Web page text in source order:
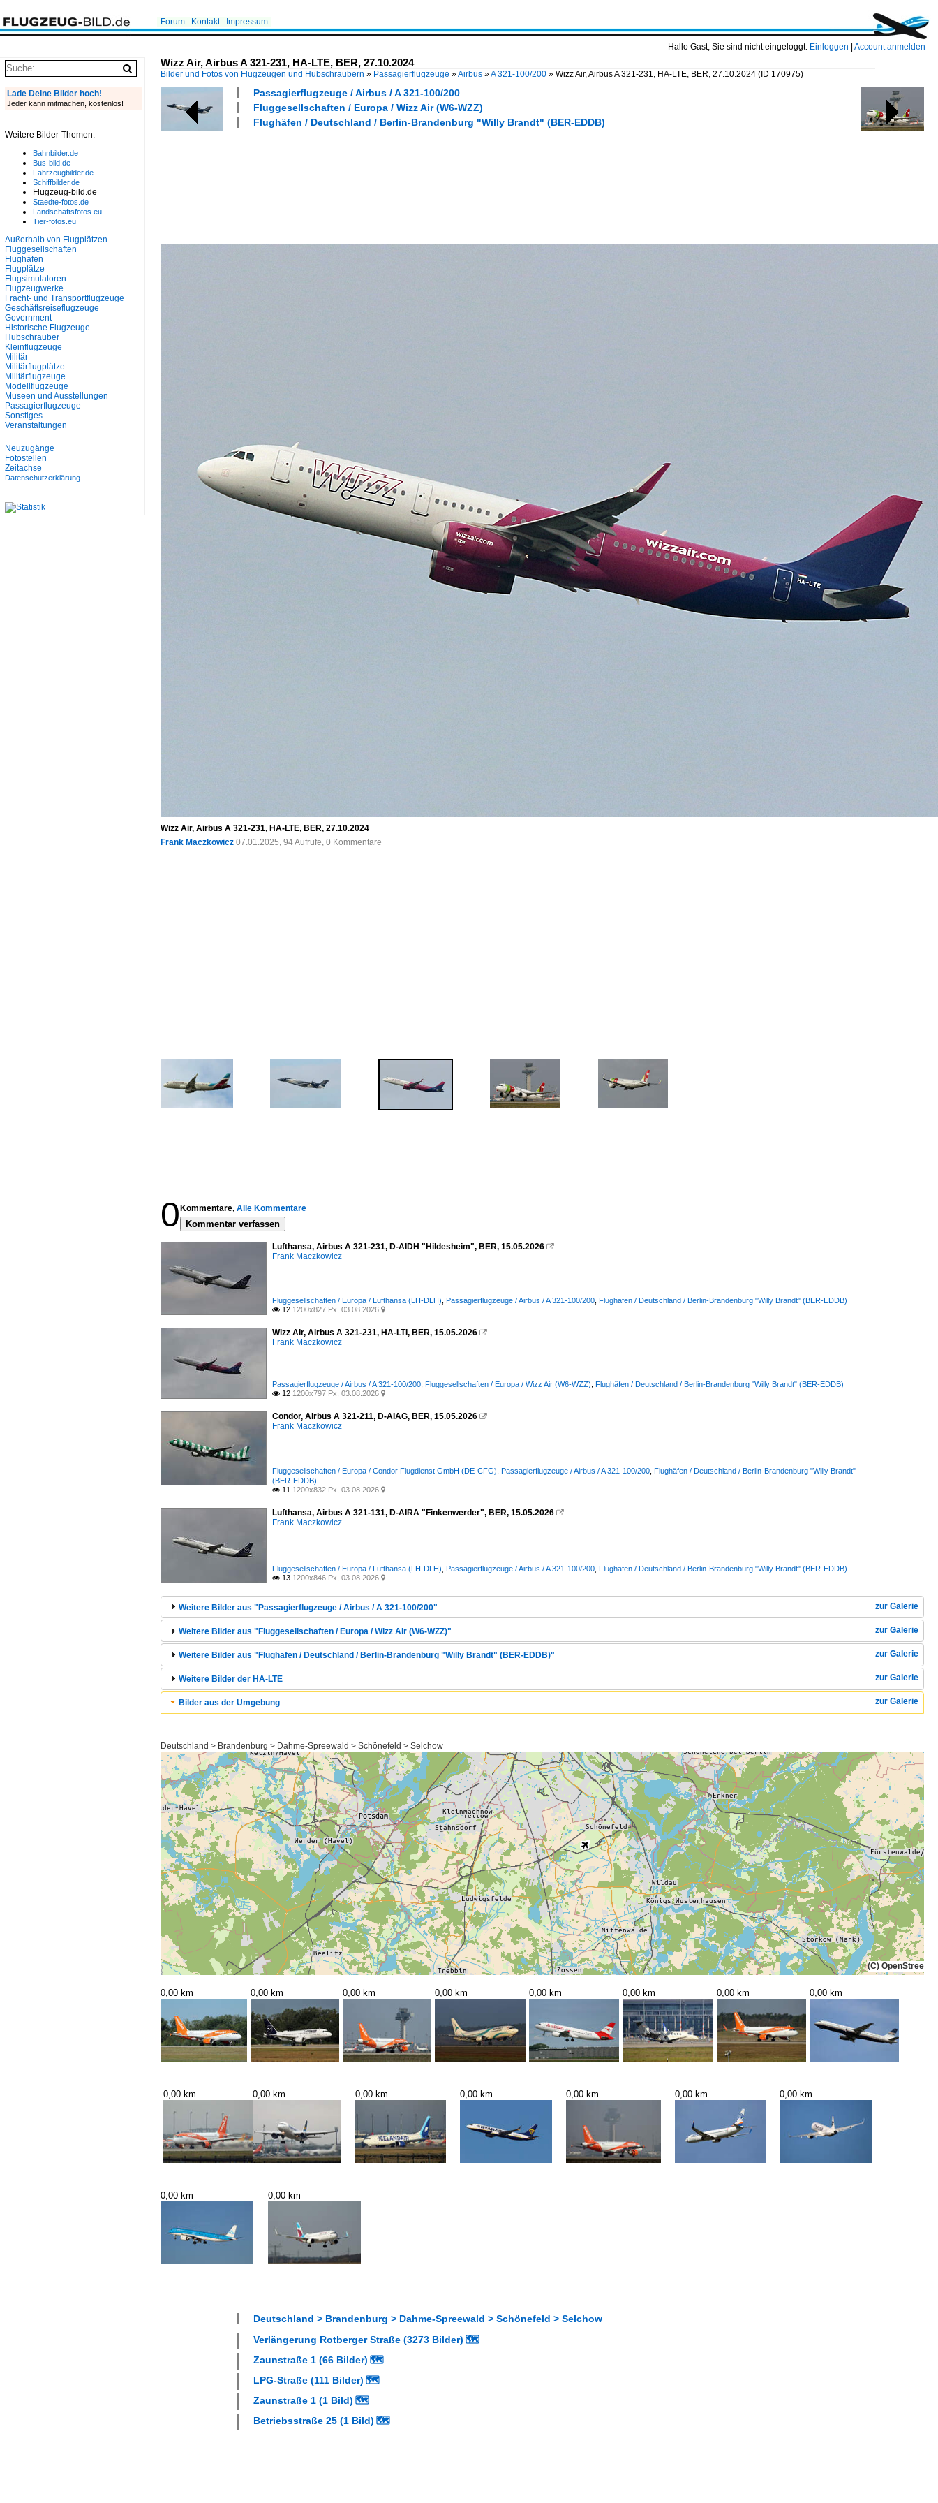
Hallo Gast, Sie sind nicht eingeloggt. Einloggen Account anmelden
Forum Kontakt Impressum
Wizz Air, Airbus A 321-231, HA-LTE, BER, 27.10.2024
Bilder und Fotos von Flugzeugen und Hubschraubern » Passagierflugzeuge »Airbus »A 321-100/200 » Wizz Air, Airbus A 321-231, HA-LTE, BER, 27.10.2024 (ID 170975)
Passagierflugzeuge / Airbus / A 321-100/200
Fluggesellschaften / Europa / Wizz Air (W6-WZZ)
Flughäfen / Deutschland / Berlin-Brandenburg "Willy Brandt" (BER-EDDB)
Wizz Air, Airbus A 321-231, HA-LTE, BER, 27.10.2024
Frank Maczkowicz 07.01.2025, 94 Aufrufe, 0 Kommentare
0 Kommentare, Alle Kommentare
Kommentar verfassen
Lufthansa, Airbus A 321-231, D-AIDH "Hildesheim", BER, 15.05.2026 
Frank Maczkowicz
Fluggesellschaften / Europa / Lufthansa (LH-DLH) Passagierflugzeuge / Airbus / A 321-100/200 Flughäfen / Deutschland / Berlin-Brandenburg "Willy Brandt" (BER-EDDB)
 12 1200x827 Px, 03.08.2026 
Wizz Air, Airbus A 321-231, HA-LTI, BER, 15.05.2026 
Frank Maczkowicz
Passagierflugzeuge / Airbus / A 321-100/200 Fluggesellschaften / Europa / Wizz Air (W6-WZZ) Flughäfen / Deutschland / Berlin-Brandenburg "Willy Brandt" (BER-EDDB)
 12 1200x797 Px, 03.08.2026 
Condor, Airbus A 321-211, D-AIAG, BER, 15.05.2026 
Frank Maczkowicz
Fluggesellschaften / Europa / Condor Flugdienst GmbH (DE-CFG) Passagierflugzeuge / Airbus / A 321-100/200 Flughäfen / Deutschland / Berlin-Brandenburg "Willy Brandt"
(BER-EDDB)
 11 1200x832 Px, 03.08.2026 
Lufthansa, Airbus A 321-131, D-AIRA "Finkenwerder", BER, 15.05.2026 
Frank Maczkowicz
Fluggesellschaften / Europa / Lufthansa (LH-DLH) Passagierflugzeuge / Airbus / A 321-100/200 Flughäfen / Deutschland / Berlin-Brandenburg "Willy Brandt" (BER-EDDB)
 13 1200x846 Px, 03.08.2026 
zur Galerie
Weitere Bilder aus "Passagierflugzeuge / Airbus / A 321-100/200"
zur Galerie
Weitere Bilder aus "Fluggesellschaften / Europa / Wizz Air (W6-WZZ)"
zur Galerie
Weitere Bilder aus "Flughäfen / Deutschland / Berlin-Brandenburg "Willy Brandt" (BER-EDDB)"
zur Galerie
Weitere Bilder der HA-LTE
zur Galerie
Bilder aus der Umgebung
Deutschland > Brandenburg > Dahme-Spreewald > Schönefeld > Selchow
(C)
0,00 km 0,00 km 0,00 km 0,00 km 0,00 km 0,00 km 0,00 km 0,00 km
0,00 km 0,00 km 0,00 km 0,00 km 0,00 km 0,00 km 0,00 km
0,00 km 0,00 km
Deutschland > Brandenburg > Dahme-Spreewald > Schönefeld > Selchow
Verlängerung Rotberger Straße (3273 Bilder) 🗺
Zaunstraße 1 (66 Bilder) 🗺
LPG-Straße (111 Bilder) 🗺
Zaunstraße 1 (1 Bild) 🗺
Betriebsstraße 25 (1 Bild) 🗺
Lade Deine Bilder hoch!
Jeder kann mitmachen, kostenlos!
Weitere Bilder-Themen:
Bahnbilder.de
Bus-bild.de
Fahrzeugbilder.de
Schiffbilder.de
Flugzeug-bild.de
Staedte-fotos.de
Landschaftsfotos.eu
Tier-fotos.eu
Außerhalb von Flugplätzen
Fluggesellschaften
Flughäfen
Flugplätze
Flugsimulatoren
Flugzeugwerke
Fracht- und Transportflugzeuge
Geschäftsreiseflugzeuge
Government
Historische Flugzeuge
Hubschrauber
Kleinflugzeuge
Militär
Militärflugplätze
Militärflugzeuge
Modellflugzeuge
Museen und Ausstellungen
Passagierflugzeuge
Sonstiges
Veranstaltungen
Neuzugänge
Fotostellen
Zeitachse
Datenschutzerklärung